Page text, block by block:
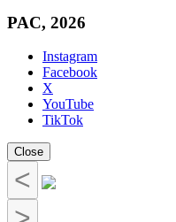
PAC, 2026
Instagram
Facebook
X
YouTube
TikTok
Close
<